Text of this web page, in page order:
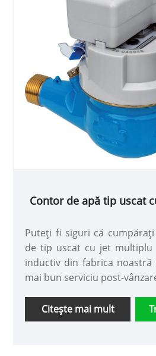
Contor de apă tip uscat
Puteți fi siguri că
de tip uscat cu jet multiplu
inductiv din fabrica noastră
mai bun serviciu post-
Citeşte mai mult